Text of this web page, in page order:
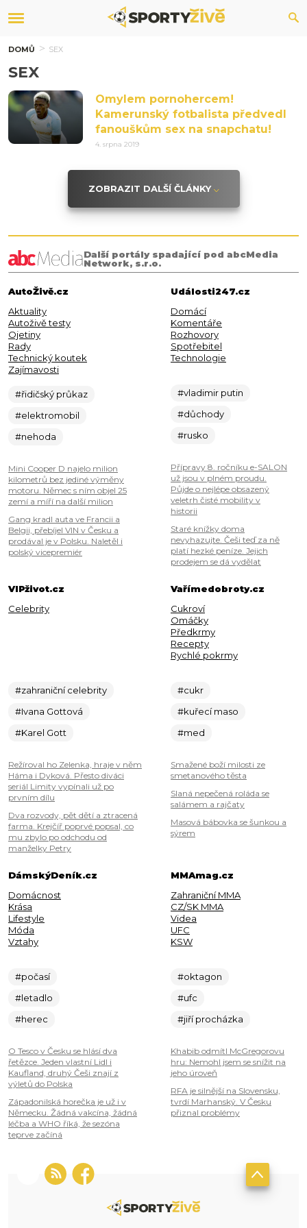
DOMŮ SEX
SEX
Omylem pornohercem!
Kamerunský fotbalista předvedl
fanouškům sex na snapchatu!
4. srpna 2019
ZOBRAZIT DALŠÍ ČLÁNKY
Další portály spadající pod abcMedia
Network, s.r.o.
AutoŽivě.cz
Aktuality
Autoživě testy
Ojetiny
Rady
Technický koutek
Zajímavosti
#řidičský průkaz
#elektromobil
#nehoda
Mini Cooper D najelo milion
kilometrů bez jediné výměny
motoru. Němec s ním objel 25
zemí a míří na další milion
Gang kradl auta ve Francii a
Belgii, přebíjel VIN v Česku a
prodával je v Polsku. Naletěl i
polský vicepremiér
Události247.cz
Domácí
Komentáře
Rozhovory
Spotřebitel
Technologie
#vladimir putin
#důchody
#rusko
Přípravy 8. ročníku e-SALON
už jsou v plném proudu.
Půjde o nejlépe obsazený
veletrh čisté mobility v
historii
Staré knížky doma
nevyhazujte. Češi teď za ně
platí hezké peníze. Jejich
prodejem se dá vydělat
VIPživot.cz
Celebrity
#zahraniční celebrity
#Ivana Gottová
#Karel Gott
Režíroval ho Zelenka, hraje v něm
Háma i Dyková. Přesto diváci
seriál Limity vypínali už po
prvním dílu
Dva rozvody, pět dětí a ztracená
farma. Krejčíř poprvé popsal, co
mu zbylo po odchodu od
manželky Petry
Vařímedobroty.cz
Cukroví
Omáčky
Předkrmy
Recepty
Rychlé pokrmy
#cukr
#kuřecí maso
#med
Smažené boží milosti ze
smetanového těsta
Slaná nepečená roláda se
salámem a rajčaty
Masová bábovka se šunkou a
sýrem
DámskýDeník.cz
Domácnost
Krása
Lifestyle
Móda
Vztahy
#počasí
#letadlo
#herec
O Tesco v Česku se hlásí dva
řetězce. Jeden vlastní Lidl i
Kaufland, druhý Češi znají z
výletů do Polska
Západonilská horečka je už i v
Německu. Žádná vakcína, žádná
léčba a WHO říká, že sezóna
teprve začíná
MMAmag.cz
Zahraniční MMA
CZ/SK MMA
Videa
UFC
KSW
#oktagon
#ufc
#jiří procházka
Khabib odmítl McGregorovu
hru: Nemohl jsem se snížit na
jeho úroveň
RFA je silnější na Slovensku,
tvrdí Marhanský. V Česku
přiznal problémy